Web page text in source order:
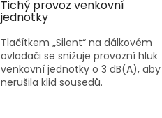
Tichý provoz venkovní
jednotky
Tlačítkem „Silent“ na dálkovém
ovladači se snižuje provozní hluk
venkovní jednotky o 3 dB(A), aby
nerušila klid sousedů.